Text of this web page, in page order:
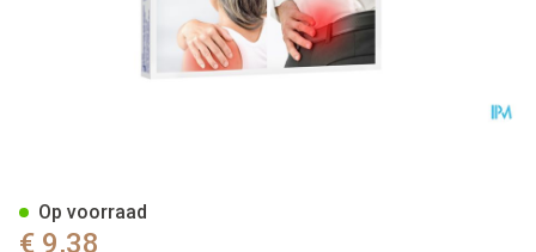
€ 9,38
Op voorraad